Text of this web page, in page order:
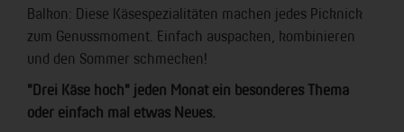
Balkon: Diese Käsespezialitäten machen jedes Picknick
zum Genussmoment. Einfach auspacken, kombinieren
und den Sommer schmecken!
"Drei Käse hoch" jeden Monat ein besonderes Thema
oder einfach mal etwas Neues.